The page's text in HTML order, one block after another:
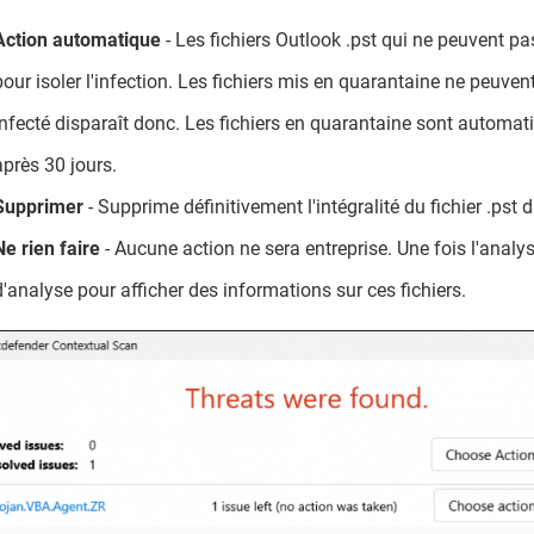
automatique - Les fichiers Outlook .pst qui ne peuvent
isoler l'infection. Les fichiers mis en quarantaine ne
disparaît donc. Les fichiers en quarantaine sont
30 jours.
- Supprime définitivement l'intégralité du fichier .pst
rien faire - Aucune action ne sera entreprise. Une fois
pour afficher des informations sur ces fichiers.